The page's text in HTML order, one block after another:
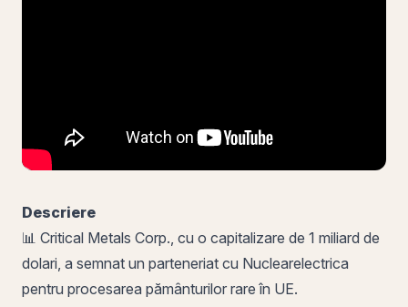
Descriere
📊 Critical Metals Corp., cu o capitalizare de 1 miliard de
dolari, a semnat un parteneriat cu Nuclearelectrica
pentru procesarea pământurilor rare în UE.